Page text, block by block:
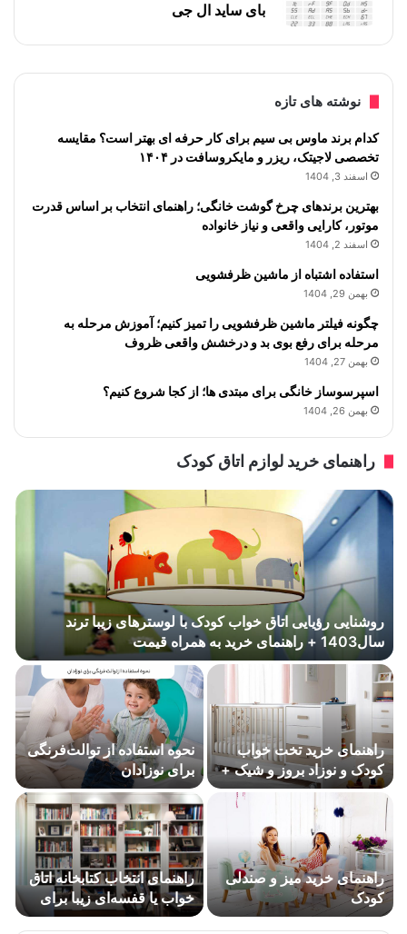
بای ساید ال جی
نوشته های تازه
کدام برند ماوس بی سیم برای کار حرفه ای بهتر است؟ مقایسه
تخصصی لاجیتک، ریزر و مایکروسافت در ۱۴۰۴
اسفند 3, 1404
بهترین برندهای چرخ گوشت خانگی؛ راهنمای انتخاب بر اساس قدرت
موتور، کارایی واقعی و نیاز خانواده
اسفند 2, 1404
استفاده اشتباه از ماشین ظرفشویی
بهمن 29, 1404
چگونه فیلتر ماشین ظرفشویی را تمیز کنیم؛ آموزش مرحله به
مرحله برای رفع بوی بد و درخشش واقعی ظروف
بهمن 27, 1404
اسپرسوساز خانگی برای مبتدی ها؛ از کجا شروع کنیم؟
بهمن 26, 1404
راهنمای خرید لوازم اتاق کودک
روشنایی رؤیایی اتاق خواب کودک با لوسترهای زیبا ترند
سال1403 + راهنمای خرید به همراه قیمت
راهنمای خرید تخت خواب
کودک و نوزاد بروز و شیک +
معرفی مدلهای ترند تخت
خواب کودک با قیمت مناسب
در سال 1403
نحوه استفاده از توالت‌فرنگی
برای نوزادان
راهنمای خرید میز و صندلی
کودک
راهنمای انتخاب کتابخانه اتاق
خواب یا قفسه‌ای زیبا برای
حفاظت از کتاب‌ها